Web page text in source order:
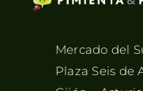
Mercado del
Plaza Seis de